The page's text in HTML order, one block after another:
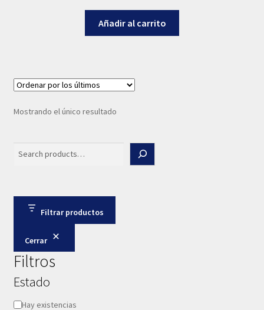
Añadir al carrito
Mostrando el único resultado
Filtrar productos
Cerrar
Filtros
Estado
Disponibilidad
Hay existencias